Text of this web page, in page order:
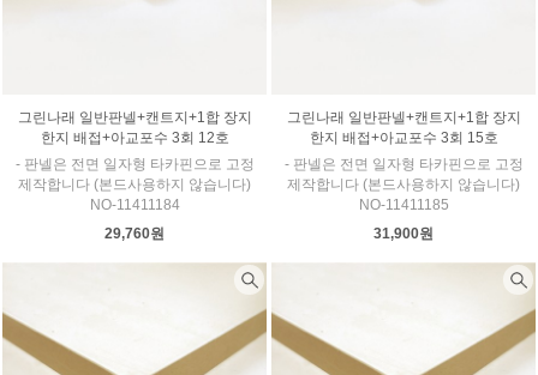
그린나래 일반판넬+캔트지+1합 장지
한지 배접+아교포수 3회 12호
- 판넬은 전면 일자형 타카핀으로 고정
제작합니다 (본드사용하지 않습니다)
NO-11411184
29,760원
그린나래 일반판넬+캔트지+1합 장지
한지 배접+아교포수 3회 15호
- 판넬은 전면 일자형 타카핀으로 고정
제작합니다 (본드사용하지 않습니다)
NO-11411185
31,900원